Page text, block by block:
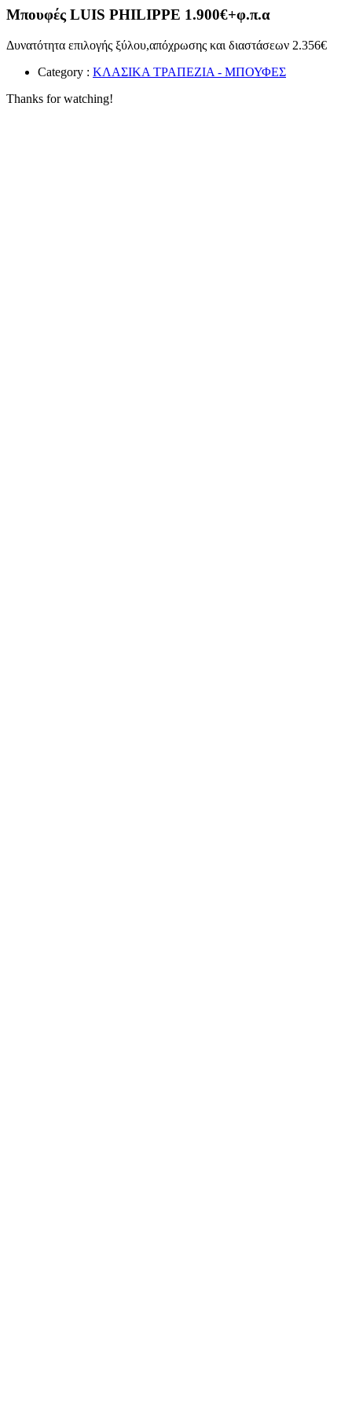
Μπουφές LUIS PHILIPPE 1.900€+φ.π.α
Δυνατότητα επιλογής ξύλου,απόχρωσης και διαστάσεων 2.356€
Category : ΚΛΑΣΙΚΑ ΤΡΑΠΕΖΙΑ - ΜΠΟΥΦΕΣ
Thanks for watching!